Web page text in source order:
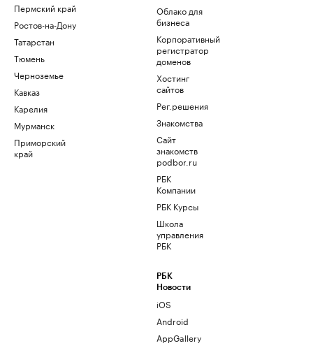
Пермский край
Ростов-на-Дону
Татарстан
Тюмень
Черноземье
Кавказ
Карелия
Мурманск
Приморский
край
Облако для
бизнеса
Корпоративный
регистратор
доменов
Хостинг
сайтов
Рег.решения
Знакомства
Сайт
знакомств
podbor.ru
РБК
Компании
РБК Курсы
Школа
управления
РБК
РБК
Новости
iOS
Android
AppGallery